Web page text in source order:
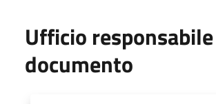
Ufficio
documento